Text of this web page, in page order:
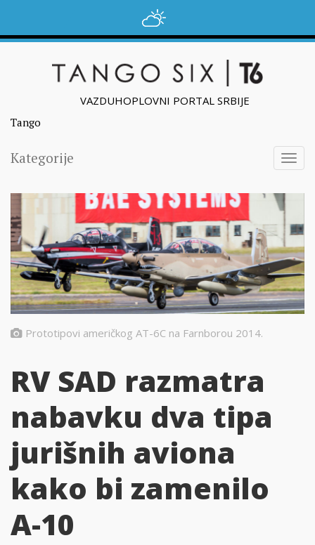
VAZDUHOPLOVNI PORTAL SRBIJE
Tango
Kategorije
Prototipovi američkog AT-6C na Farnborou 2014.
RV SAD razmatra
nabavku dva tipa
jurišnih aviona
kako bi zamenilo
A-10